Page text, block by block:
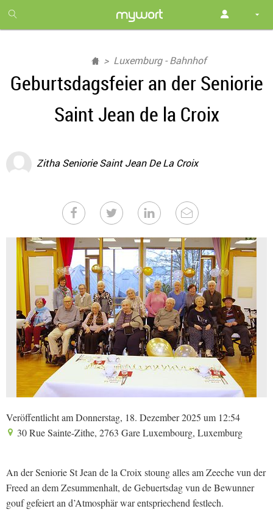
month
free
Luxemburg - Bahnhof
Geburtsdagsfeier an der Seniorie
Saint Jean de la Croix
Zitha Seniorie Saint Jean De La Croix
Veröffentlicht am Donnerstag, 18. Dezember 2025 um 12:54
30 Rue Sainte-Zithe, 2763 Gare Luxembourg, Luxemburg
An der Seniorie St Jean de la Croix stoung alles am Zeeche vun der
Freed an dem Zesummenhalt, de Gebuertsdag vun de Bewunner
gouf gefeiert an d’Atmosphär war entspriechend festlech.